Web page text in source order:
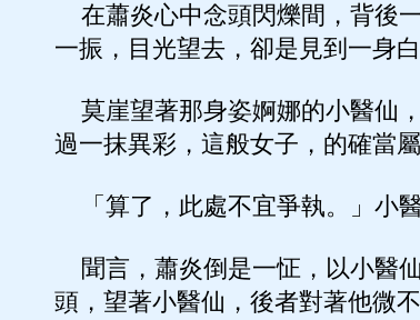
在蕭炎心中念頭閃爍間，背後
一振，目光望去，卻是見到一身
莫崖望著那身姿婀娜的小醫仙
過一抹異彩，這般女子，的確當
「算了，此處不宜爭執。」小
聞言，蕭炎倒是一怔，以小醫
頭，望著小醫仙，後者對著他微